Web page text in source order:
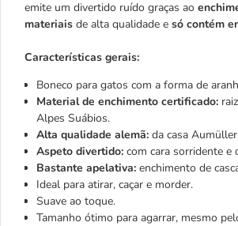
emite um divertido ruído graças ao
materiais de alta qualidade e só contém
Características gerais:
Boneco para gatos com a forma de
Material de enchimento certificado:
Alpes Suábios.
Alta qualidade alemã: da casa
Aspeto divertido: com cara sorridente e
Bastante apelativa: enchimento de
Ideal para atirar, caçar e morder.
Suave ao toque.
Tamanho ótimo para agarrar, mesmo